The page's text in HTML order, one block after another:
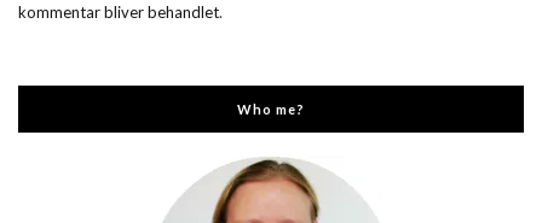
kommentar bliver behandlet.
Who me?